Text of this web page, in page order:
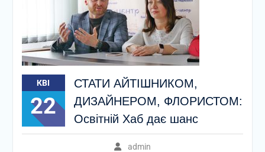
КВІ
22
СТАТИ АЙТІШНИКОМ,
ДИЗАЙНЕРОМ, ФЛОРИСТОМ:
Освітній Хаб дає шанс
admin